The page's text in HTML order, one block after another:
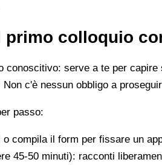
primo colloquio
conoscitivo: serve a te per
c'è nessun obbligo a
passo:
compila il form per fissare un
45-50 minuti): racconti